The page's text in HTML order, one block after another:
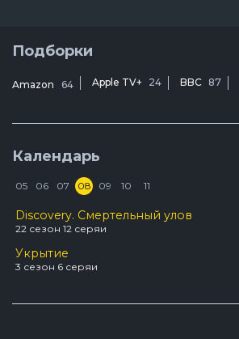
Подборки
Amazon 64 Apple TV+ 24 BBC 87
Календарь
05 06 07 08 09 10 11
Discovery. Смертельный улов
22 сезон 12 серяи
Укрытие
3 сезон 6 серяи